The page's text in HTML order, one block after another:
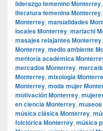
liderazgo femenino Monterrey,
literatura femenina Monterrey,
Monterrey, manualidades
locales Monterrey, mariachi
masajes relajantes Monterrey,
Monterrey, medio ambiente
mentoría académica
mercados Monterrey,
Monterrey, mixología
Monterrey, moda mujer
motivación Monterrey,
en ciencia Monterrey,
música clásica Monterrey,
folclórica Monterrey, música